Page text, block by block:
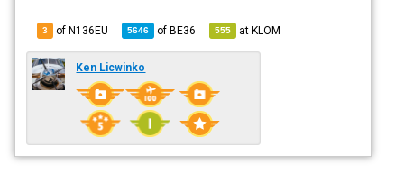
3 of N136EU 5646 ofBE36 555 atKLOM
Ken Licwinko